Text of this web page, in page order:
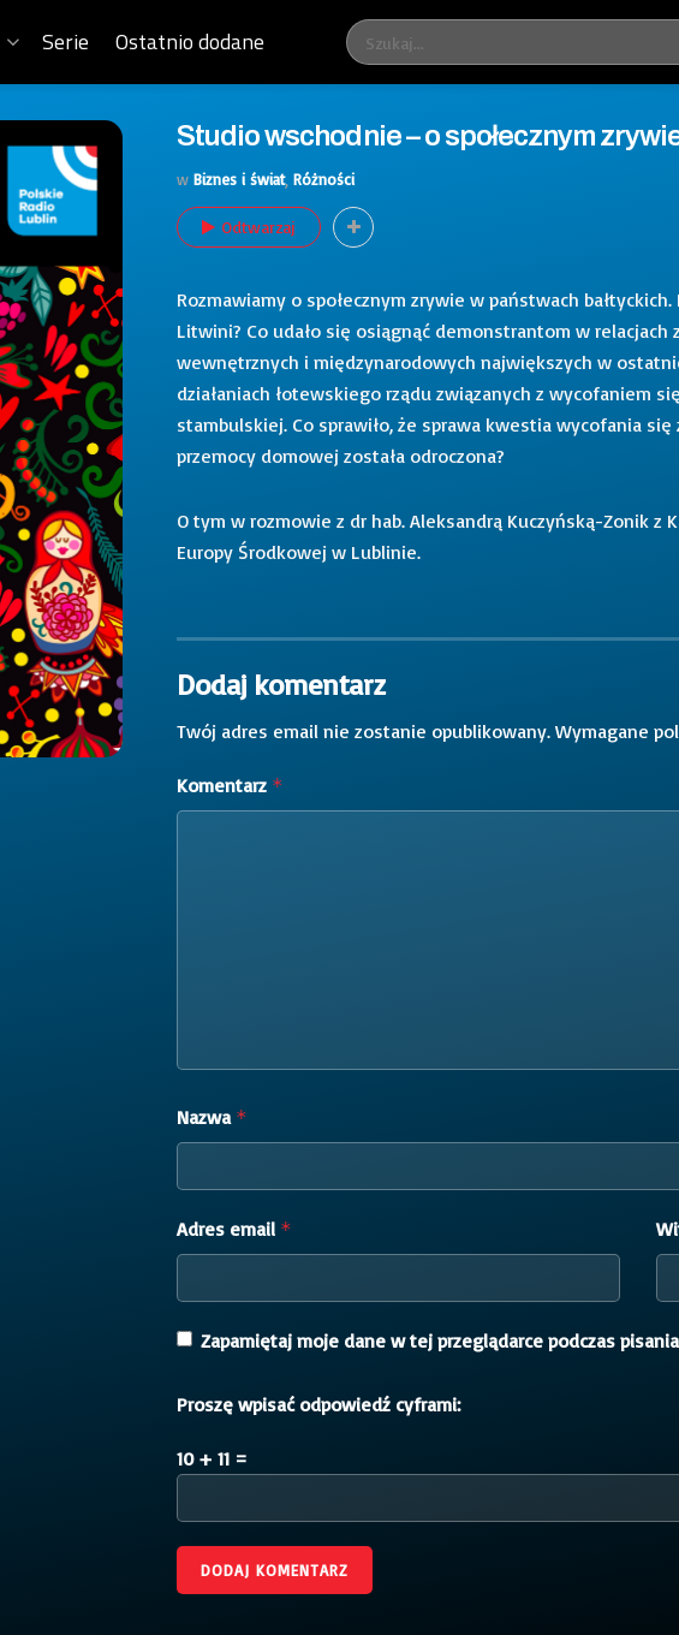
Serie Ostatnio dodane
Studio wschodnie – o społecznym
w Biznes i świat, Różności
Odtwarzaj
Rozmawiamy o społecznym zrywie w państwach
Litwini? Co udało się osiągnąć demonstrantom w relacjach
wewnętrznych i międzynarodowych największych w
działaniach łotewskiego rządu związanych z wycofaniem
stambulskiej. Co sprawiło, że sprawa kwestia wycofania
przemocy domowej została odroczona?
O tym w rozmowie z dr hab. Aleksandrą Kuczyńską-Zonik
Europy Środkowej w Lublinie.
Dodaj komentarz
Twój adres email nie zostanie opublikowany. Wymagane
Komentarz *
Nazwa *
Adres email *
Zapamiętaj moje dane w tej przeglądarce podczas
Proszę wpisać odpowiedź cyframi:
10 + 11 =